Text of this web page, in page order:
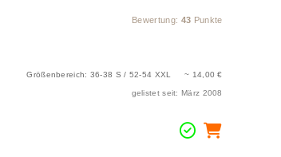
Bewertung: 43 Punkte
Größenbereich: 36-38 S / 52-54 XXL ~ 14,00 €
gelistet seit: März 2008